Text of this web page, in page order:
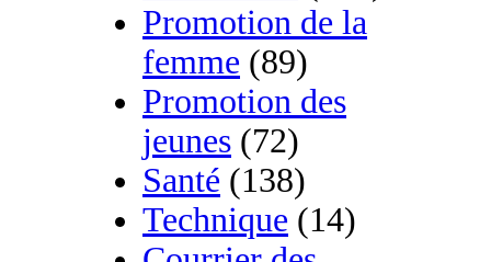
Promotion de la
femme (89)
Promotion des
jeunes (72)
Santé (138)
Technique (14)